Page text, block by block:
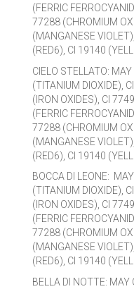
(FERRIC
77288 (CHROMIUM
(MANGANESE
(RED6), CI 19140
CIELO STELLATO:
(TITANIUM DIOXIDE),
(IRON OXIDES), CI
(FERRIC
77288 (CHROMIUM
(MANGANESE
(RED6), CI 19140
BOCCA DI LEONE:
(TITANIUM DIOXIDE),
(IRON OXIDES), CI
(FERRIC
77288 (CHROMIUM
(MANGANESE
(RED6), CI 19140
BELLA DI NOTTE: